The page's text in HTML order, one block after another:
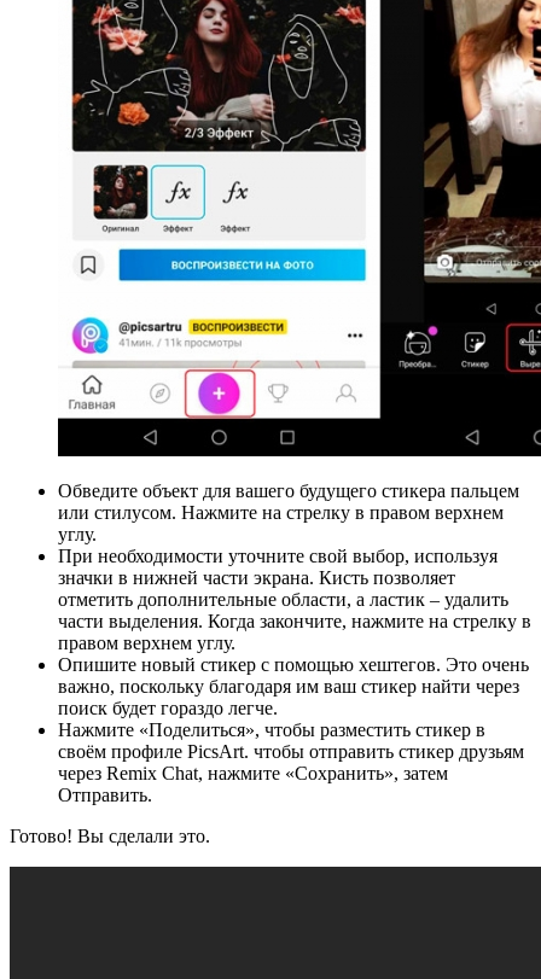
Обведите объект для вашего будущего стикера пальцем
или стилусом. Нажмите на стрелку в правом верхнем
углу.
При необходимости уточните свой выбор, используя
значки в нижней части экрана. Кисть позволяет
отметить дополнительные области, а ластик – удалить
части выделения. Когда закончите, нажмите на стрелку в
правом верхнем углу.
Опишите новый стикер с помощью хештегов. Это очень
важно, поскольку благодаря им ваш стикер найти через
поиск будет гораздо легче.
Нажмите «Поделиться», чтобы разместить стикер в
своём профиле PicsArt. чтобы отправить стикер друзьям
через Remix Chat, нажмите «Сохранить», затем
Отправить.
Готово! Вы сделали это.